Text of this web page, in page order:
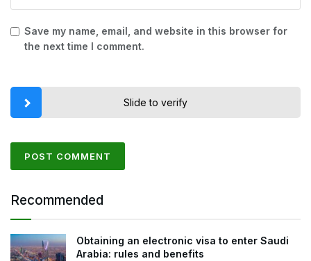
Save my name, email, and website in this browser for
the next time I comment.
Slide to verify
Recommended
Obtaining an electronic visa to enter Saudi
Arabia: rules and benefits